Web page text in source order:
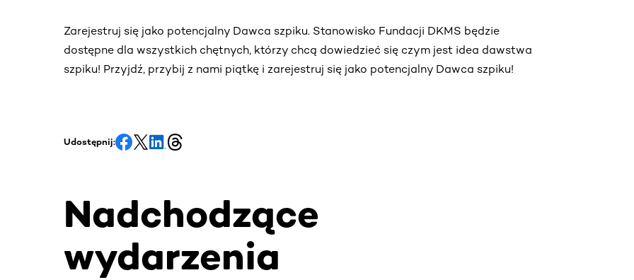
Zarejestruj się jako potencjalny Dawca szpiku. Stanowisko Fundacji DKMS będzie
dostępne dla wszystkich chętnych, którzy chcą dowiedzieć się czym jest idea dawstwa
szpiku! Przyjdź, przybij z nami piątkę i zarejestruj się jako potencjalny Dawca szpiku!
Udostępnij:
Nadchodzące
wydarzenia